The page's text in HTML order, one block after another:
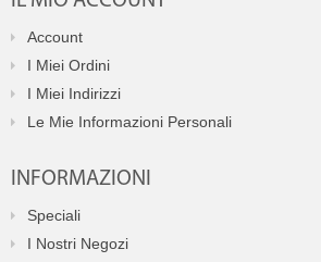
Account
I Miei Ordini
I Miei Indirizzi
Le Mie Informazioni Personali
INFORMAZIONI
Speciali
I Nostri Negozi